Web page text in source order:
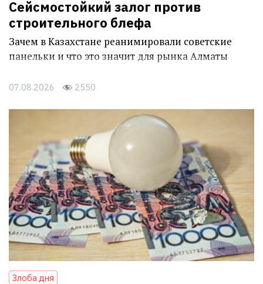
Сейсмостойкий залог против
строительного блефа
Зачем в Казахстане реанимировали советские
панельки и что это значит для рынка Алматы
07.08.2026 2550
Злоба дня